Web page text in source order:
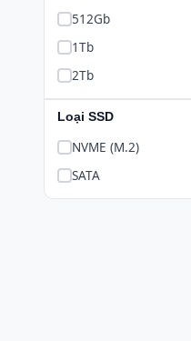
512Gb
1Tb
2Tb
Loại SSD
NVME (M.2)
SATA